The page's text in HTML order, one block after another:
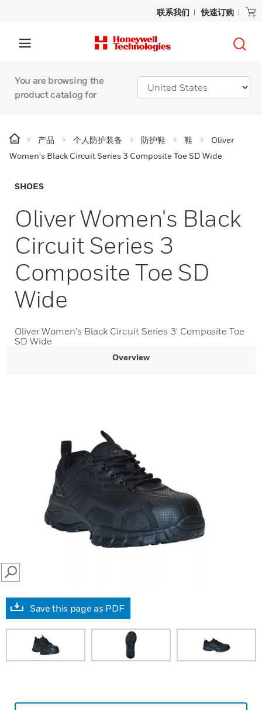
联系我们 快速订购
You are browsing the
product catalog for
产品 个人防护装备 防护鞋 鞋
Oliver
Women's Black Circuit Series 3 Composite Toe SD Wide
SHOES
Oliver Women's Black
Circuit Series 3
Composite Toe SD
Wide
Oliver Women's Black Circuit Series 3' Composite Toe
SD Wide
Overview
SEARCH
Save this page as PDF